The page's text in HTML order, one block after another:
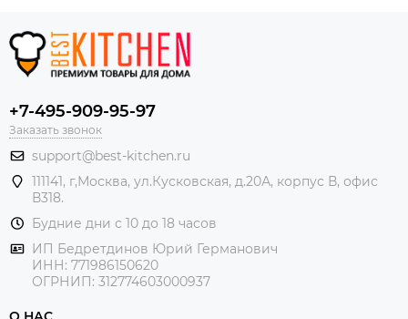
Официальный продавец
Мы являемся официальным продавцом всех
+7-495-909-95-97
Заказать звонок
support@best-kitchen.ru
111141, г,Москва, ул.Кусковская, д.20А, корпус В, офис
В318.
Будние дни с 10 до 18 часов
ИП Бедретдинов Юрий Германович
ИНН: 771986150620
ОГРНИП: 312774603000937